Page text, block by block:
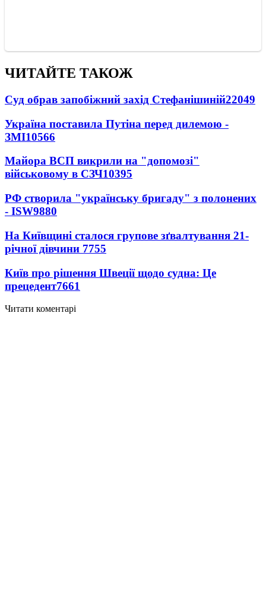
ЧИТАЙТЕ ТАКОЖ
Суд обрав запобіжний захід Стефанішиній22049
Україна поставила Путіна перед дилемою -
ЗМІ10566
Майора ВСП викрили на "допомозі"
військовому в СЗЧ10395
РФ створила "українську бригаду" з полонених
- ISW9880
На Київщині сталося групове зґвалтування 21-
річної дівчини 7755
Київ про рішення Швеції щодо судна: Це
прецедент7661
Читати коментарі